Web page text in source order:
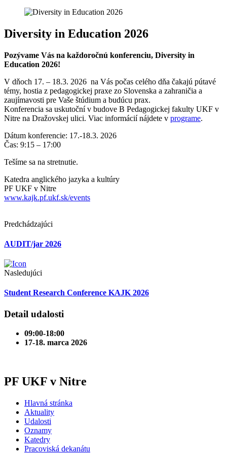
Diversity in Education 2026
Pozývame Vás na každoročnú konferenciu, Diversity in
Education 2026!
V dňoch 17. – 18.3. 2026 na Vás počas celého dňa čakajú pútavé
témy, hostia z pedagogickej praxe zo Slovenska a zahraničia a
zaujímavosti pre Vaše štúdium a budúcu prax.
Konferencia sa uskutoční v budove B Pedagogickej fakulty UKF v
Nitre na Dražovskej ulici. Viac informácií nájdete v programe.
Dátum konferencie: 17.-18.3. 2026
Čas: 9:15 – 17:00
Tešíme sa na stretnutie.
Katedra anglického jazyka a kultúry
PF UKF v Nitre
www.kajk.pf.ukf.sk/events
Predchádzajúci
AUDIT/jar 2026
Nasledujúci
Student Research Conference KAJK 2026
Detail udalosti
09:00-18:00
17-18. marca 2026
PF UKF v Nitre
Hlavná stránka
Aktuality
Udalosti
Oznamy
Katedry
Pracoviská dekanátu